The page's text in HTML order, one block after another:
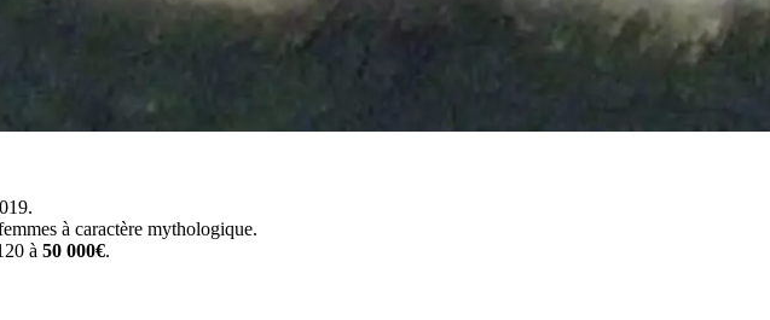
à caractère mythologique.
à 50 000€.